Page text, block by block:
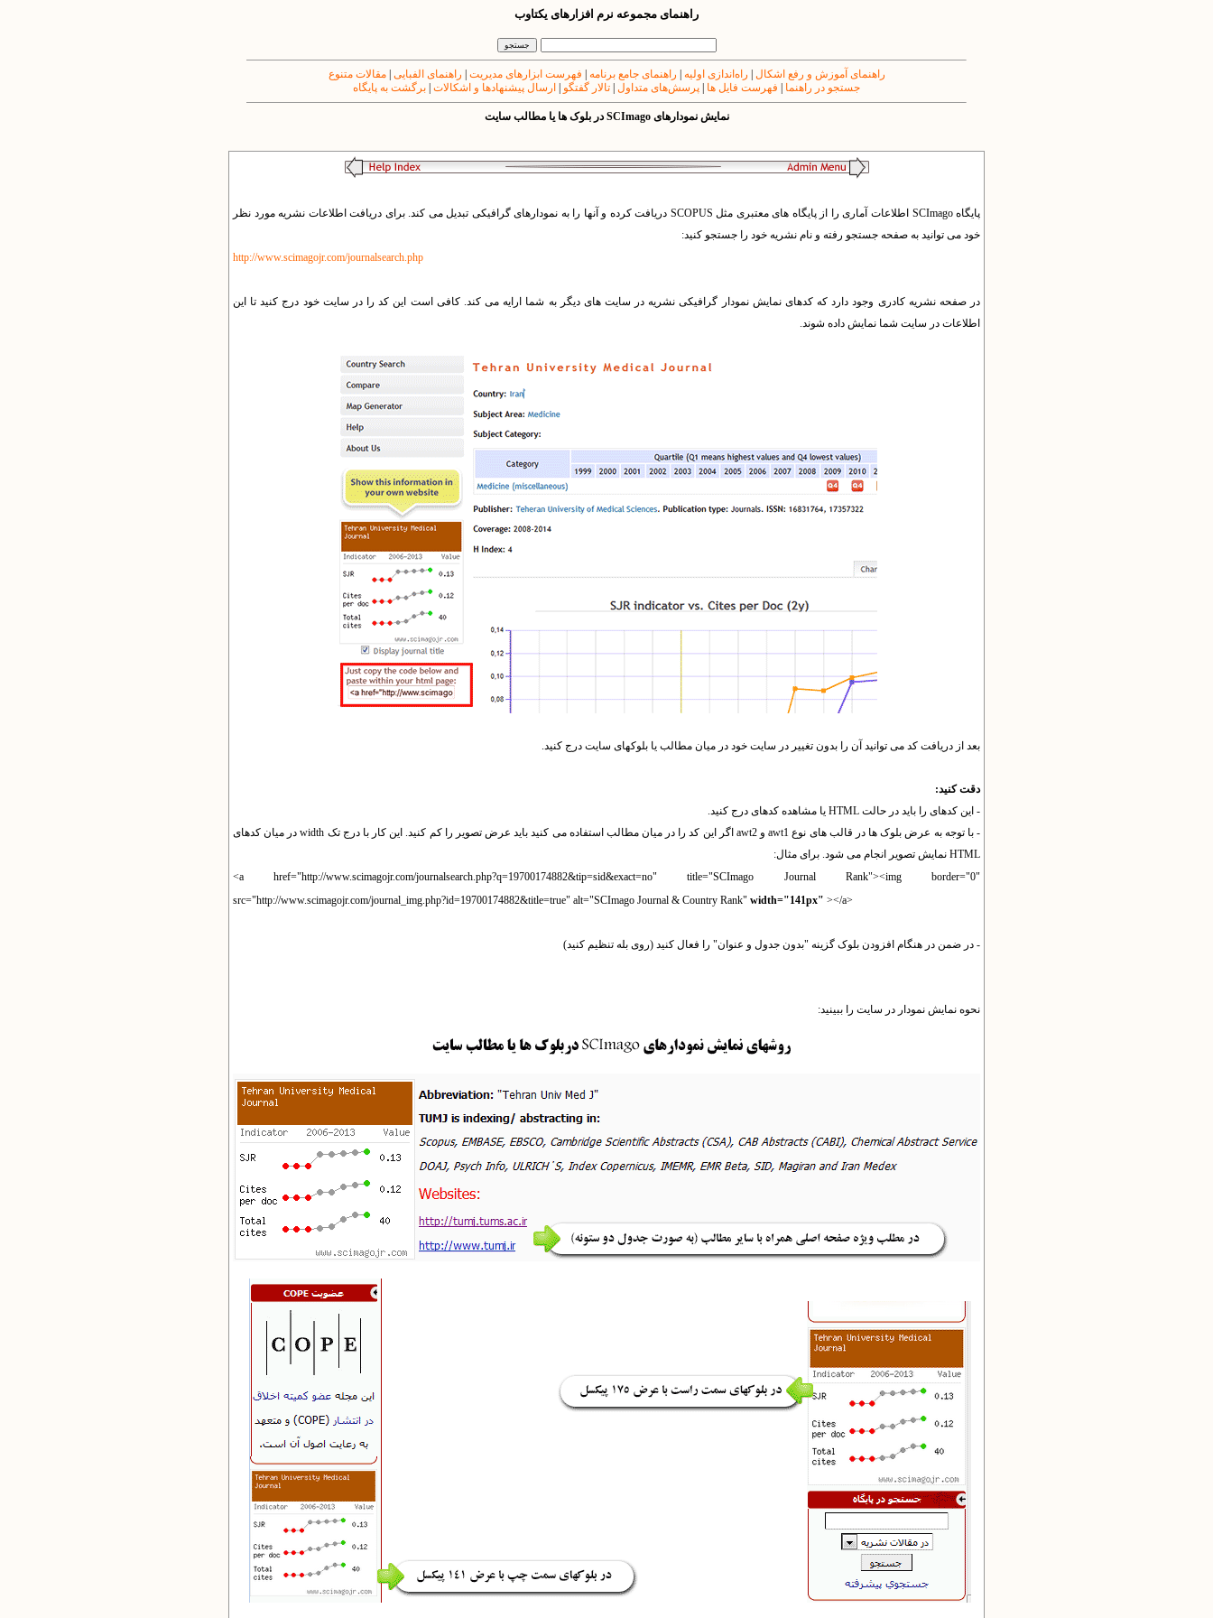
راهنمای مجموعه نرم افزارهای یکتاوب
راهنمای آموزش و رفع اشکال راه‌اندازی اولیه راهنمای جامع برنامه فهرست ابزارهای مدیریت راهنمای الفبایی |مقالات متنوع
جستجو در راهنما
فهرست فایل ها پرسش‌های متداول تالار گفتگو ارسال پیشنهادها و اشکالات برگشت به پایگاه
نمایش نمودارهای SCImago در بلوک ها یا مطالب سایت
پایگاه SCImago اطلاعات آماری را از پایگاه های معتبری مثل SCOPUS دریافت کرده و آنها را به نمودارهای گرافیکی تبدیل می کند. برای دریافت اطلاعات نشریه مورد نظر
خود می توانید به صفحه جستجو رفته و نام نشریه خود را جستجو کنید:
http://www.scimagojr.com/journalsearch.php
در صفحه نشریه کادری وجود دارد که کدهای نمایش نمودار گرافیکی نشریه در سایت های دیگر به شما ارایه می کند. کافی است این کد را در سایت خود درج کنید تا این
اطلاعات در سایت شما نمایش داده شوند.
بعد از دریافت کد می توانید آن را بدون تغییر در سایت خود در میان مطالب یا بلوکهای سایت درج کنید.
دقت کنید:
- این کدهای را باید در حالت HTML یا مشاهده کدهای درج کنید.
- با توجه به عرض بلوک ها در قالب های نوع awt1 و awt2 اگر این کد را در میان مطالب استفاده می کنید باید عرض تصویر را کم کنید. این کار با درج تک width در میان کدهای
HTML نمایش تصویر انجام می شود. برای مثال:
<a href="http://www.scimagojr.com/journalsearch.php?q=19700174882&tip=sid&exact=no" title="SCImago Journal Rank"><img border="0"
src="http://www.scimagojr.com/journal_img.php?id=19700174882&title=true" alt="SCImago Journal & Country Rank" width="141px" ></a>
- در ضمن در هنگام افزودن بلوک گزینه "بدون جدول و عنوان" را فعال کنید (روی بله تنظیم کنید)
نحوه نمایش نمودار در سایت را ببینید: